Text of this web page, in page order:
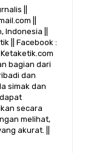
||
||
||
|| Facebook :
bagian dari
dan
simak dan
secara
melihat,
akurat. ||